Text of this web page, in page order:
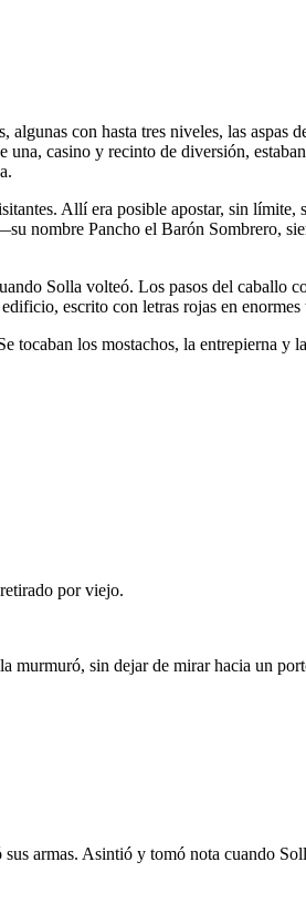
con hasta tres niveles, las aspas
casino y recinto de diversión,
Allí era posible apostar, sin
nombre Pancho el Barón Sombrero,
Solla volteó. Los pasos del caballo
escrito con letras rojas en
los mostachos, la entrepierna y
por viejo.
murmuró, sin dejar de mirar hacia un
armas. Asintió y tomó nota cuando